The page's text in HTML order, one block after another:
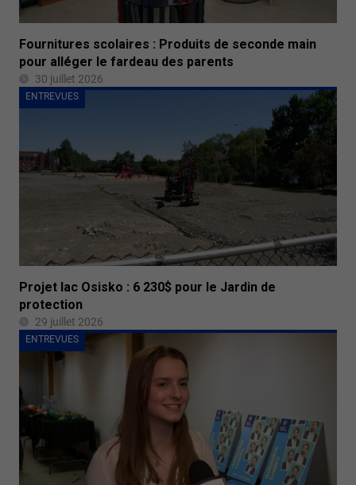
Fournitures scolaires : Produits de seconde main
pour alléger le fardeau des parents
30 juillet 2026
ENTREVUES
Projet lac Osisko : 6 230$ pour le Jardin de
protection
29 juillet 2026
ENTREVUES